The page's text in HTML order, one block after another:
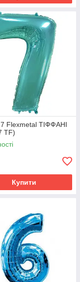
Flexmetal ТІФФАНІ
TF)
Купити